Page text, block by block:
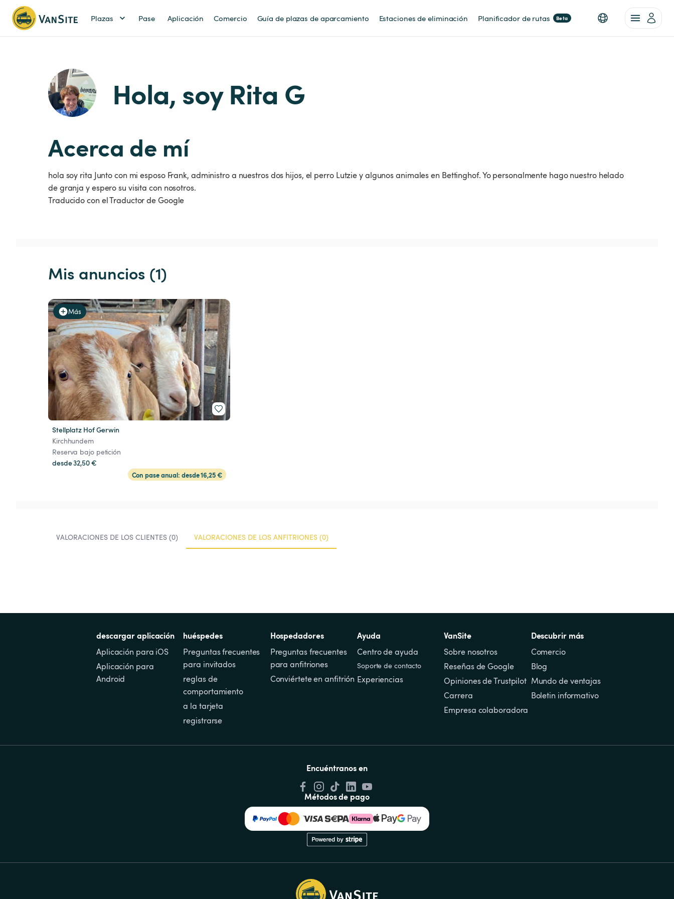
Plazas Pase Aplicación Comercio Guía de plazas de aparcamiento Estaciones de eliminación Planificador de rutas Beta
Hola, soy Rita G
Acerca de mí
hola soy rita Junto con mi esposo Frank, administro a nuestros dos hijos, el perro Lutzie y algunos animales en Bettinghof. Yo personalmente hago nuestro helado
de granja y espero su visita con nosotros.
Traducido con el Traductor de Google
Mis anuncios (1)
Más
Stellplatz Hof Gerwin
Kirchhundem
Reserva bajo petición
desde 32,50 €
Con pase anual: desde 16,25 €
VALORACIONES DE LOS CLIENTES (0) VALORACIONES DE LOS ANFITRIONES (0)
descargar aplicación
Aplicación para iOS
Aplicación para
Android
huéspedes
Preguntas frecuentes
para invitados
reglas de
comportamiento
a la tarjeta
registrarse
Hospedadores
Preguntas frecuentes
para anfitriones
Conviértete en anfitrión
Ayuda
Centro de ayuda
Soporte de contacto
Experiencias
VanSite
Sobre nosotros
Reseñas de Google
Opiniones de Trustpilot
Carrera
Empresa colaboradora
Descubrir más
Comercio
Blog
Mundo de ventajas
Boletin informativo
Encuéntranos en
Métodos de pago